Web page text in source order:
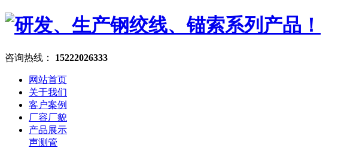
咨询热线： 15222026333
网站首页
关于我们
客户案例
厂容厂貌
产品展示
声测管